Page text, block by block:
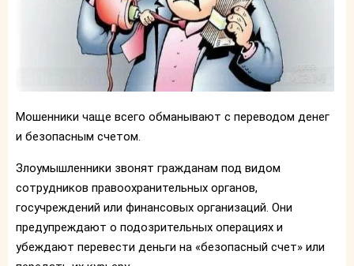
Мошенники чаще всего обманывают с переводом денег
и безопасным счетом.
Злоумышленники звонят гражданам под видом
сотрудников правоохранительных органов,
госучреждений или финансовых организаций. Они
предупреждают о подозрительных операциях и
убеждают перевести деньги на «безопасный счет» или